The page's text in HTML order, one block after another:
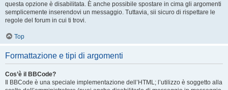
questa opzione è disabilitata. È anche possibile spostare in cima gli argomenti
semplicemente inserendovi un messaggio. Tuttavia, sii sicuro di rispettare le
regole del forum in cui ti trovi.
Top
Formattazione e tipi di argomenti
Cos’è il BBCode?
Il BBCode è una speciale implementazione dell’HTML; l’utilizzo è soggetto alla